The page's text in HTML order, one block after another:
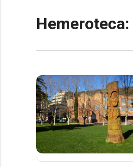
Hemeroteca: